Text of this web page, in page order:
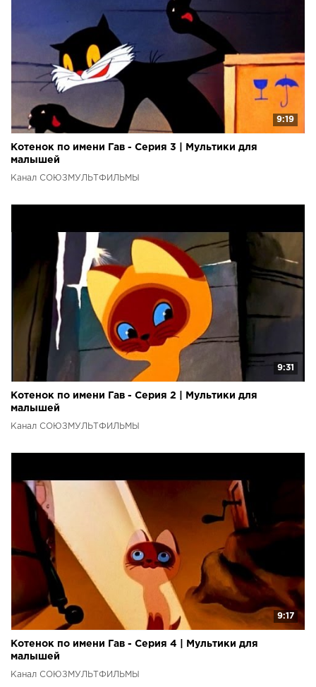
9:19
Котенок по имени Гав - Серия 3 | Мультики для
малышей
Канал СОЮЗМУЛЬТФИЛЬМЫ
9:31
Котенок по имени Гав - Серия 2 | Мультики для
малышей
Канал СОЮЗМУЛЬТФИЛЬМЫ
9:17
Котенок по имени Гав - Серия 4 | Мультики для
малышей
Канал СОЮЗМУЛЬТФИЛЬМЫ